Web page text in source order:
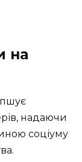
на
надаючи
соціуму